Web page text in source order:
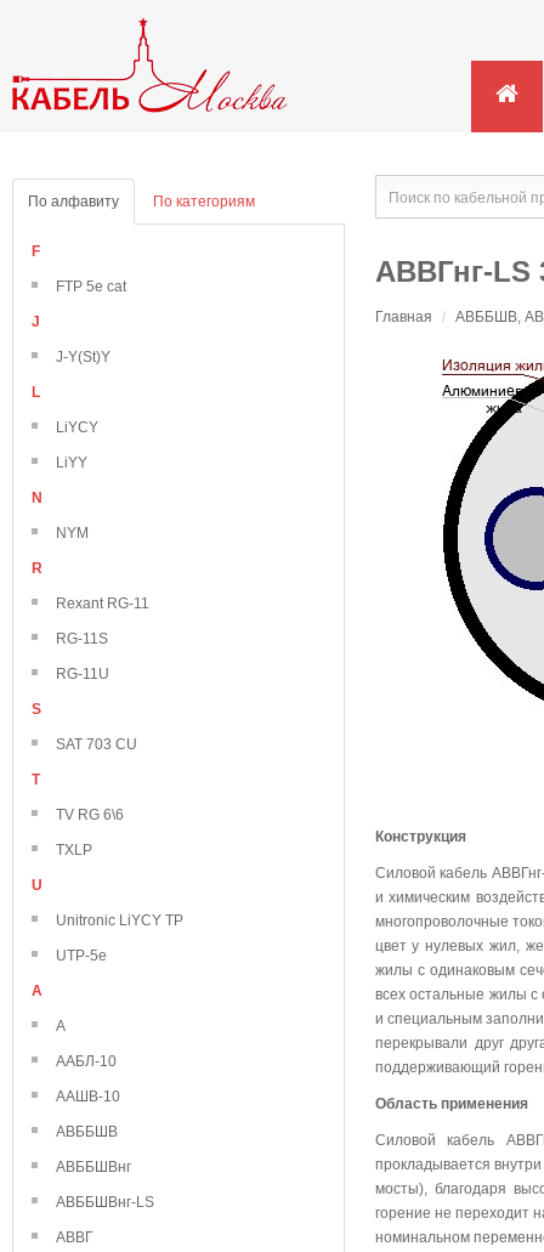
По алфавиту По категориям
F
FTP 5e cat
J
J-Y(St)Y
L
LiYCY
LiYY
N
NYM
R
Rexant RG-11
RG-11S
RG-11U
S
SAT 703 CU
T
TV RG 6\6
TXLP
U
Unitronic LiYCY TP
UTP-5e
А
А
ААБЛ-10
ААШВ-10
АВББШВ
АВББШВнг
АВББШВнг-LS
АВВГ
АВВГнг-LS
Главная / АВББШВ,
Конструкция
Силовой кабель
и химическим
многопроволочные
цвет у нулевых жил,
жилы с одинаковым
всех остальные жилы с
и специальным
перекрывали друг
поддерживающий
Область применения
Силовой кабель
прокладывается
мосты), благодаря
горение не переходит
номинальном